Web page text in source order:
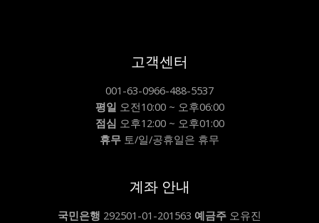
고객센터
001-63-0966-488-5537
평일 오전10:00 ~ 오후06:00
점심 오후12:00 ~ 오후01:00
휴무 토/일/공휴일은 휴무
계좌 안내
국민은행 292501-01-201563 예금주 오유진